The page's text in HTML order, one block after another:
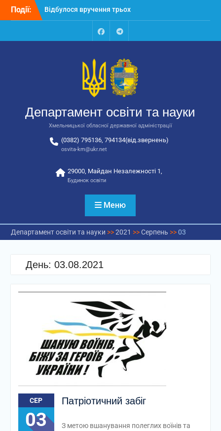
Перейти
Події:
Відбулося вручення трьох
автобусів для потреб
Відбулося засідання
освіти та науки обласної
державної адміністрації
Відбулась обласна
національно-патріотичне
виховання
FacebookTalegram
Департамент освіти та науки
Хмельницької обласної державної адміністрації
(0382) 795136, 794134(від.звернень)
osvita-km@ukr.net
29000, Майдан Незалежності 1,
Будинок освіти
Меню
Департамент освіти та науки >>2021 >>Серпень >>03
День: 03.08.2021
СЕР
03
Патріотичний забіг
З метою вшанування полеглих воїнів та